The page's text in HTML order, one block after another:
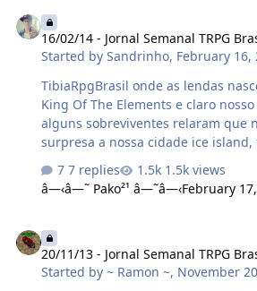
fazer ? ) NPC Donald, irá preparar receitas especiais,
inicialmente nem todos os
serem coletados portanto em breve
16/02/14 - Jornal Semanal TRPG
Started bySandrinho, February 16,
TibiaRpgBrasil onde as lendas nascem !!!
King Of The Elements e claro nosso inimigo Verminor
alguns sobreviventes relaram que
surpresa a nossa cidade ice
surgiram das trevas para extinguir
felizmente os bravos guerreiros
inevitável... No dia 11/02/14 o Coliseu tremeu o nosso
velho,mas épico Evento
que eu diria que consegue pagar a
7 replies
1.5k views
â—‹â—˜ Pako²¹ â—˜â—‹February
20/11/13 - Jornal Semanal TRPG
Started by~ Ramon ~, November